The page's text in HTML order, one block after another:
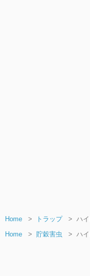
Home > トラップ > ハ
Home
> 貯穀害虫 > ハ